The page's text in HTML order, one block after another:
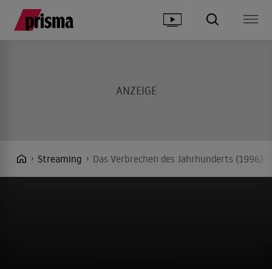
Streaming Das Verbrechen des Jahrhunderts